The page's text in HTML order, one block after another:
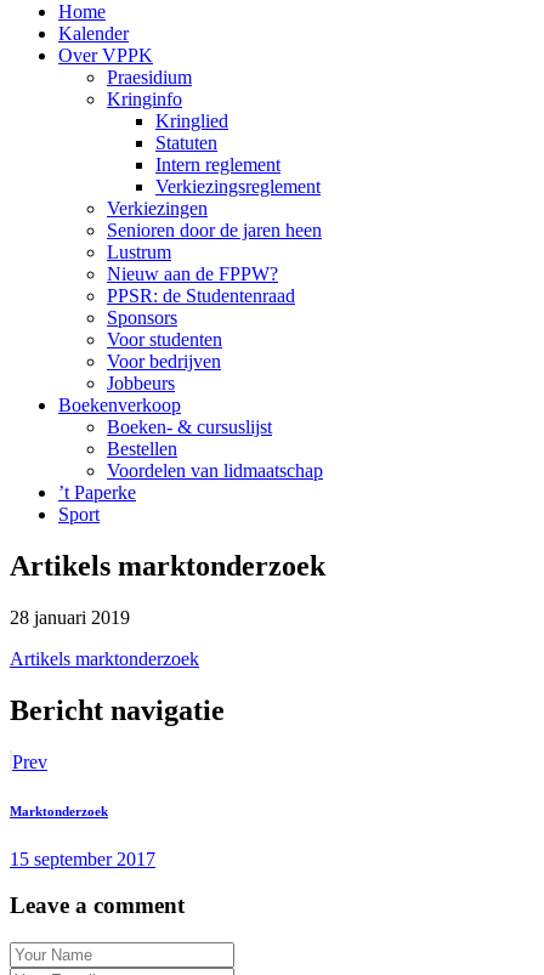
Home
Kalender
Over VPPK
Praesidium
Kringinfo
Kringlied
Statuten
Intern reglement
Verkiezingsreglement
Verkiezingen
Senioren door de jaren heen
Lustrum
Nieuw aan de FPPW?
PPSR: de Studentenraad
Sponsors
Voor studenten
Voor bedrijven
Jobbeurs
Boekenverkoop
Boeken- & cursuslijst
Bestellen
Voordelen van lidmaatschap
’t Paperke
Sport
Artikels marktonderzoek
28 januari 2019
Artikels marktonderzoek
Bericht navigatie
Prev
Marktonderzoek
15 september 2017
Leave a comment